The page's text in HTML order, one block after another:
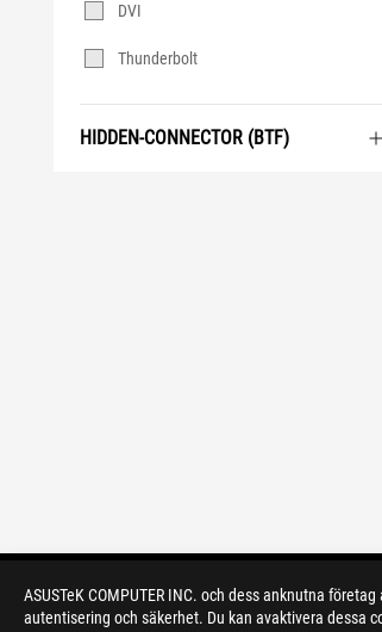
ASUSTeK COMPUTER INC. och dess anknutna
autentisering och säkerhet. Du kan avaktivera dessa
DVI
Thunderbolt
HIDDEN-CONNECTOR (BTF)
GAMING MOTHERBOARDS